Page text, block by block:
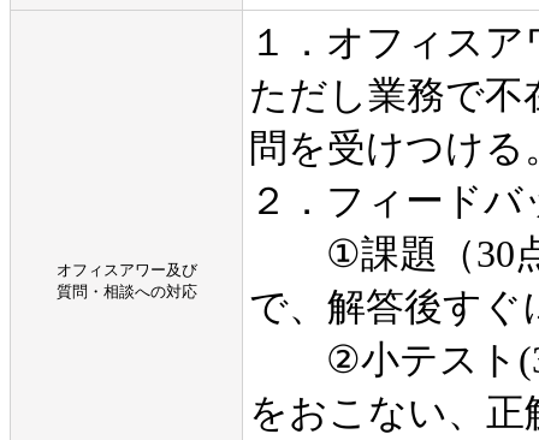
オフィスアワー及び
質問・相談への対応
１．オフィス
ただし業務で不
問を受けつける
２．フィード
①課題（30点
で、解答後すぐ
②小テスト(30
をおこない、